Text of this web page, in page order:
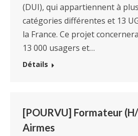
(DUI), qui appartiennent à
catégories différentes et 13
la France. Ce projet
13 000 usagers et…
Détails
[POURVU] Formateur
Airmes